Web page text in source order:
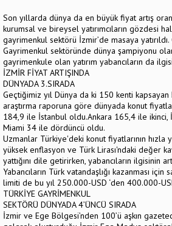
Son yıllarda dünya da en büyük fiyat artış
kurumsal ve bireysel yatırımcıların gözdesi
gayrimenkul sektörü İzmir’de masaya
Gayrimenkul sektöründe dünya şampiyonu
gayrimenkule olan yatırım yabancıların da
İZMİR FİYAT ARTIŞINDA
DÜNYADA 3.SIRADA
Geçtiğimiz yıl Dünya da ki 150 kenti
araştırma raporuna göre dünyada konut
184,9 ile İstanbul oldu.Ankara 165,4 ile ikinci,
Miami 34 ile dördüncü oldu.
Uzmanlar Türkiye'deki konut fiyatlarının hızla
yüksek enflasyon ve Türk Lirası'ndaki değer
yattığını dile getirirken, yabancıların ilgisinin
Yabancıların Türk vatandaşlığı kazanması için
limiti de bu yıl 250.000-USD ‘den 400.000-
TÜRKİYE GAYRİMENKUL
SEKTÖRÜ DÜNYADA 4’ÜNCÜ SIRADA
İzmir ve Ege Bölgesi’nden 100’ü aşkın